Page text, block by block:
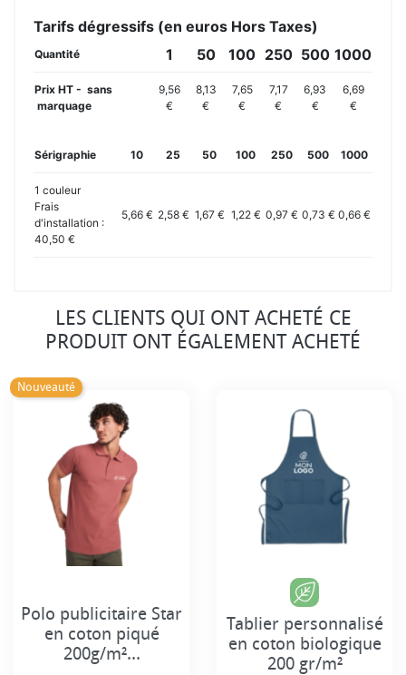
Tarifs dégressifs (en euros Hors Taxes)
Quantité 1 50 100 250 500 1000
Prix HT - sans
marquage
9,56
€
8,13
€
7,65
€
7,17
€
6,93
€
6,69
€
Sérigraphie 10 25 50 100 250 500 1000
1 couleur
Frais
d'installation :
40,50 €
5,66 € 2,58 € 1,67 € 1,22 € 0,97 € 0,73 € 0,66 €
LES CLIENTS QUI ONT ACHETÉ CE
PRODUIT ONT ÉGALEMENT ACHETÉ
Nouveauté
Polo publicitaire Star
en coton piqué
200g/m²...
Tablier personnalisé
en coton biologique
200 gr/m²